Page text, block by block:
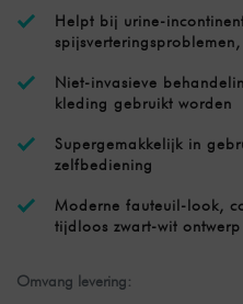
Helpt bij urine-
Niet-invasieve
kleding gebruikt worden
Supergemakkelijk in
zelfbediening
Moderne fauteuil-look,
tijdloos zwart-wit ontwerp
Omvang levering: